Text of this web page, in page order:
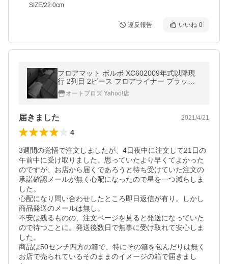
SIZE/22.0cm
違反報告 いいね 0
フロアマット ボルボ XC602009年式以降現
行 2列目 2ピース フロアライナー ブラック
WeatherTech 正規品
オートプロズ Yahoo!店
届きました 2021/4/21
4
3週間の覚悟で注文しましたが、4日夜中に注文して21日の
午前中に受け取りました。思っていたより早くてよかった
のですが、お店から届くであろうと待ち受けていた注文の
承諾確認メールが無く心配になったので星を一つ減らしま
した。
心配になり問い合わせしたところ即日返信が有り。しかし
商品発送のメールは無し。
不安は残るものの、注文ページを見ると発送になっていた
ので待つことに。発送後数日で無事に受け取れて安心しま
した。
商品は50センチ四方の箱で、特にその箱を包んだりは無く
お店で売られているそのままのイメージの箱で届きまし